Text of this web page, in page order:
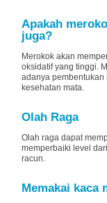
Apakah
juga?
Merokok akan
oksidatif yang tinggi.
adanya
kesehatan mata.
Olah Raga
Olah raga dapat
memperbaiki level
racun.
Memakai kaca